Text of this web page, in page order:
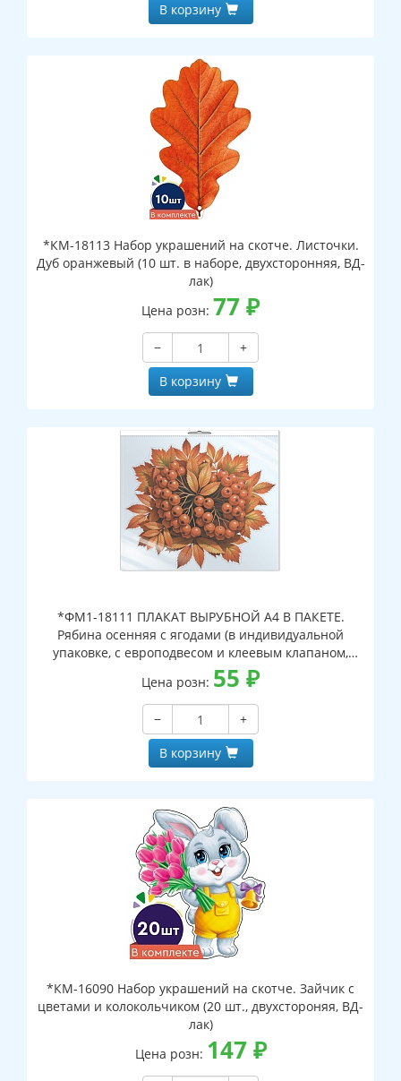
В корзину
*КМ-18113 Набор украшений на скотче. Листочки.
Дуб оранжевый (10 шт. в наборе, двухсторонняя, ВД-
лак)
Цена розн: 77 ₽
−
+
В корзину
*ФМ1-18111 ПЛАКАТ ВЫРУБНОЙ А4 В ПАКЕТЕ.
Рябина осенняя с ягодами (в индивидуальной
упаковке, с европодвесом и клеевым клапаном,
двухсторонний, ВД-лак)
Цена розн: 55 ₽
−
+
В корзину
*КМ-16090 Набор украшений на скотче. Зайчик с
цветами и колокольчиком (20 шт., двухстороняя, ВД-
лак)
Цена розн: 147 ₽